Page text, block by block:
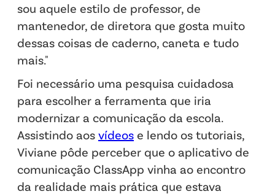
sou aquele estilo de professor, de
mantenedor, de diretora que gosta muito
dessas coisas de caderno, caneta e tudo
mais."
Foi necessário uma pesquisa cuidadosa
para escolher a ferramenta que iria
modernizar a comunicação da escola.
Assistindo aos vídeos e lendo os tutoriais,
Viviane pôde perceber que o aplicativo de
comunicação ClassApp vinha ao encontro
da realidade mais prática que estava